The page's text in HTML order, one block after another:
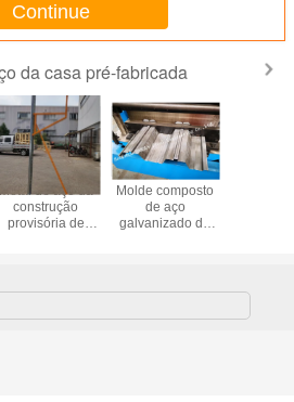
Continue
da casa pré-fabricada
de aço da
construção
provisória de
Molde composto
de aço
galvanizado do
de assoalho